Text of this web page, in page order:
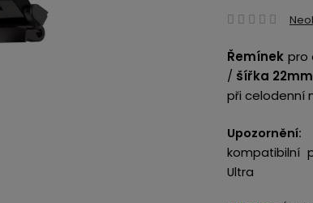
je
0,0
5
Řemínek pro
/ šířka 22mm
při celodenní
Upozornění:
kompatibilní
Ultra